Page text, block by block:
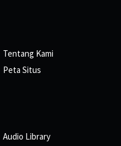
Tentang Kami
Peta Situs
Audio Library